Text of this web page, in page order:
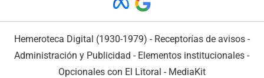
Hemeroteca Digital (1930-1979) - Receptorías de avisos -
Administración y Publicidad - Elementos institucionales -
Opcionales con El Litoral - MediaKit